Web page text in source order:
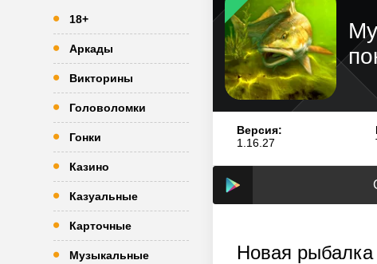
18+
Аркады
Викторины
Головоломки
Гонки
Казино
Казуальные
Карточные
Музыкальные
Версия:
1.16.27
Новая рыбалка